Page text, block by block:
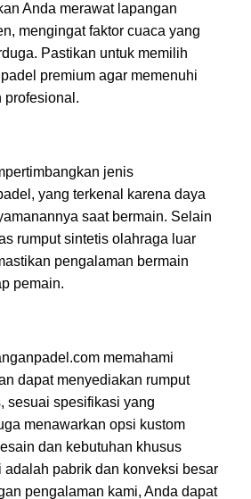
Anda merawat lapangan
mengingat faktor cuaca yang
Pastikan untuk memilih
premium agar memenuhi
profesional.
jenis
yang terkenal karena daya
saat bermain. Selain
rumput sintetis olahraga luar
pengalaman bermain
pemain.
memahami
dapat menyediakan rumput
sesuai spesifikasi yang
menawarkan opsi kustom
dan kebutuhan khusus
adalah pabrik dan konveksi besar
pengalaman kami, Anda dapat